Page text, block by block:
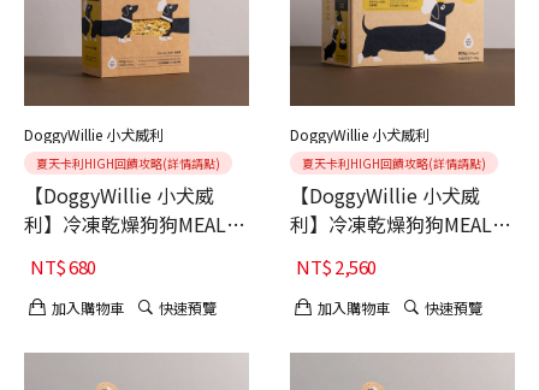
DoggyWillie 小犬威利
夏天卡利HIGH回饋攻略(詳情請點)
【DoggyWillie 小犬威
利】冷凍乾燥狗狗MEAL主
食 海藻牛蒡雞肉 200g
NT$680
加入購物車 快速預覽
DoggyWillie 小犬威利
夏天卡利HIGH回饋攻略(詳情請點)
【DoggyWillie 小犬威
利】冷凍乾燥狗狗MEAL主
食 海藻牛蒡雞肉 800g
NT$2,560
加入購物車 快速預覽